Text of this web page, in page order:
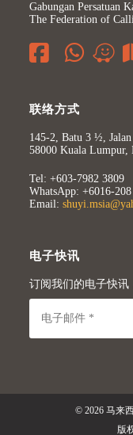
Gabungan Persatuan
The Federation of
联络方式
145-2, Batu 3 ½,
58000 Kuala Lumpur,
Tel: +603-7982 3809
WhatsApp: +6016-
Email:
电子快讯
订阅我们的电子快
© 2026 马来
版